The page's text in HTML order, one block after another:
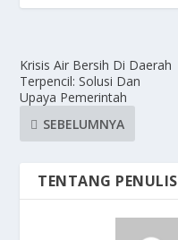
Krisis Air Bersih Di Daerah
Terpencil: Solusi Dan
Upaya Pemerintah
SEBELUMNYA
TENTANG PENULIS